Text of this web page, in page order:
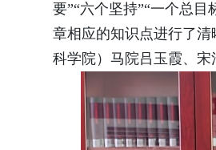
要”“六个坚持”“一个总
章相应的知识点进行了
科学院） 马院吕玉霞、